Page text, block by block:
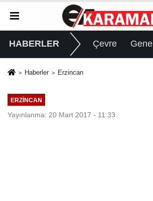
HABERLER Çevre Genel
Haberler Erzincan
ERZINCAN
Yayınlanma: 20 Mart 2017 - 11:33